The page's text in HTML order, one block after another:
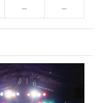
– –